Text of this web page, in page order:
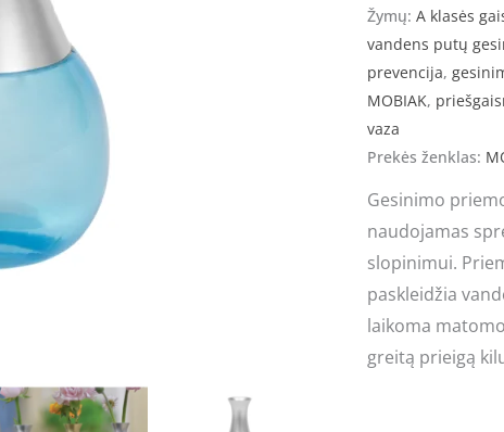
Žymų: A klasės
vandens putų
prevencija,
MOBIAK,
vaza
Prekės ženklas:
Gesinimo
naudojamas
slopinimui.
paskleidžia
laikoma
greitą prieigą